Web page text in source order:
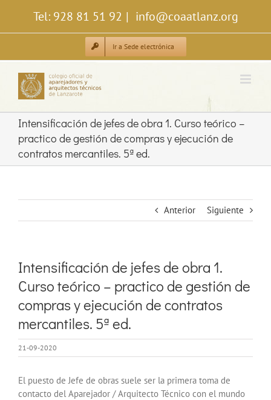
contenido
Tel: 928 81 51 92 | info@coaatlanz.org
Ir a Sede electrónica
Intensificación de jefes de obra 1. Curso teórico –
practico de gestión de compras y ejecución de
contratos mercantiles. 5ª ed.
Anterior Siguiente
Intensificación de jefes de obra 1.
Curso teórico – practico de gestión de
compras y ejecución de contratos
mercantiles. 5ª ed.
21-09-2020
El puesto de Jefe de obras suele ser la primera toma de
contacto del Aparejador / Arquitecto Técnico con el mundo